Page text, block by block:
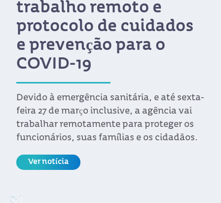
trabalho remoto e
protocolo de cuidados
e prevenção para o
COVID-19
Devido à emergência sanitária, e até sexta-
feira 27 de março inclusive, a agência vai
trabalhar remotamente para proteger os
funcionários, suas famílias e os cidadãos.
Ver notícia